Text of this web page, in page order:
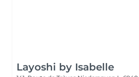
Layoshi by Isabelle